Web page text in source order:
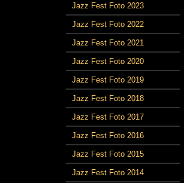
Jazz Fest Foto 2023
Jazz Fest Foto 2022
Jazz Fest Foto 2021
Jazz Fest Foto 2020
Jazz Fest Foto 2019
Jazz Fest Foto 2018
Jazz Fest Foto 2017
Jazz Fest Foto 2016
Jazz Fest Foto 2015
Jazz Fest Foto 2014